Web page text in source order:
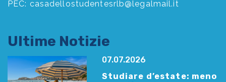
PEC: casadellostudentesrlb@legalmail.it
Ultime Notizie
07.07.2026
Studiare d’estate: meno